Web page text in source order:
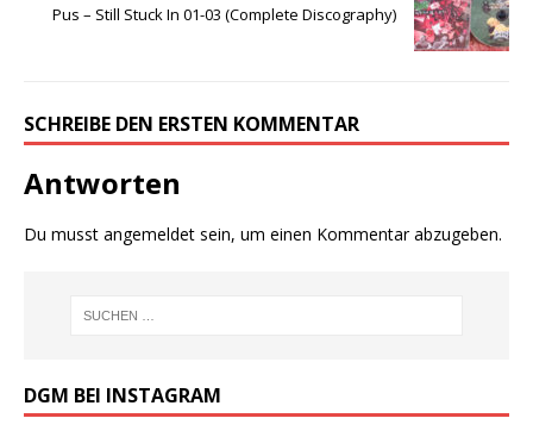
Pus ‎– Still Stuck In 01-03 (Complete Discography)
SCHREIBE DEN ERSTEN KOMMENTAR
Antworten
Du musst angemeldet sein, um einen Kommentar abzugeben.
DGM BEI INSTAGRAM